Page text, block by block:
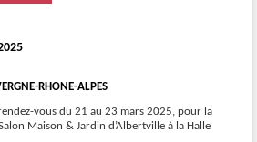
RHONE-ALPES
vous du 21 au 23 mars 2025, pour la
Maison & Jardin d’Albertville à la Halle